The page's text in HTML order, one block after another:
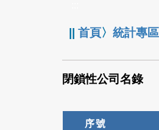
||首頁〉統計專區
閉鎖性公司名錄
序號